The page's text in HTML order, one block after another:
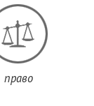
право